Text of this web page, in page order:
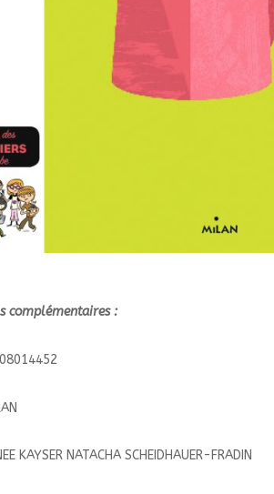
complémentaires :
KAYSER NATACHA SCHEIDHAUER-FRADIN